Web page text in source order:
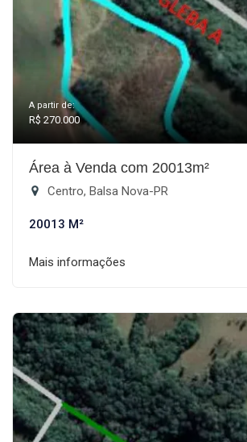
A partir de:
R$ 270.000
Área à Venda com 20013m²
Centro, Balsa Nova-PR
20013 M²
Mais informações